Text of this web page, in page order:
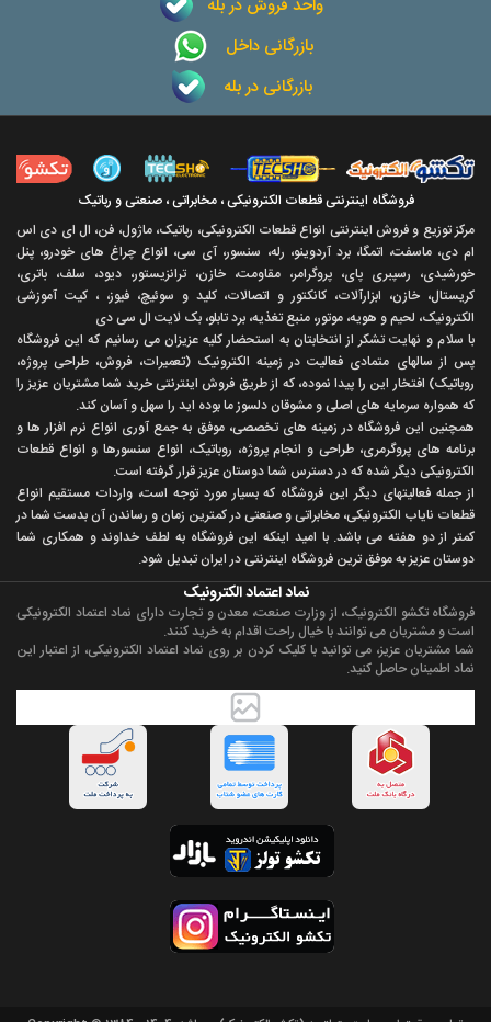
بازرگانی داخل
بازرگانی در بله
فروشگاه اینترنتی قطعات الکترونیکی ، مخابراتی ، صنعتی و رباتیک
مرکز توزیع و فروش اینترنتی انواع قطعات الکترونیکی، رباتیک، ماژول، فن، ال ای دی اس
ام دی، ماسفت، اتمگا، برد آردوینو، رله، سنسور، آی سی، انواع چراغ های خودرو، پنل
خورشیدی، رسپبری پای، پروگرامر، مقاومت، خازن، ترانزیستور، دیود، سلف، باتری،
کریستال، خازن، ابزارآلات، کانکتور و اتصالات، کلید و سوئیچ، فیوز، ، کیت آموزشی
الکترونیک، لحیم و هویه، موتور، منبع تغذیه، برد تابلو، بک لایت ال سی دی
با سلام و نهايت تشکر از انتخابتان به استحضار کليه عزيزان می رسانيم که اين فروشگاه
پس از سالهای متمادی فعاليت در زمينه الکترونيک (تعميرات، فروش، طراحی پروژه،
روباتيک) افتخار اين را پيدا نموده، که از طريق فروش اينترنتی خريد شما مشتريان عزيز را
که همواره سرمايه های اصلی و مشوقان دلسوز ما بوده ايد را سهل و آسان کند.
همچنين اين فروشگاه در زمينه های تخصصی، موفق به جمع آوری انواع نرم افزار ها و
برنامه های پروگرمری، طراحی و انجام پروژه، روباتيک، انواع سنسورها و انواع قطعات
الکترونيکی ديگر شده که در دسترس شما دوستان عزيز قرار گرفته است.
از جمله فعاليتهای ديگر اين فروشگاه که بسيار مورد توجه است، واردات مستقیم انواع
قطعات ناياب الکترونيکی، مخابراتی و صنعتی در کمترين زمان و رساندن آن بدست شما در
کمتر از دو هفته می باشد. با اميد اينکه اين فروشگاه به لطف خداوند و همکاری شما
دوستان عزيز به موفق ترين فروشگاه اینترنتی در ایران تبديل شود.
نماد اعتماد الکترونیک
فروشگاه تکشو الکترونیک، از وزارت صنعت، معدن و تجارت دارای نماد اعتماد الکترونیکی
است و مشتریان می توانند با خیال راحت اقدام به خرید کنند.
شما مشتریان عزیز، می توانید با کلیک کردن بر روی نماد اعتماد الکترونیکی، از اعتبار این
نماد اطمینان حاصل کنید.